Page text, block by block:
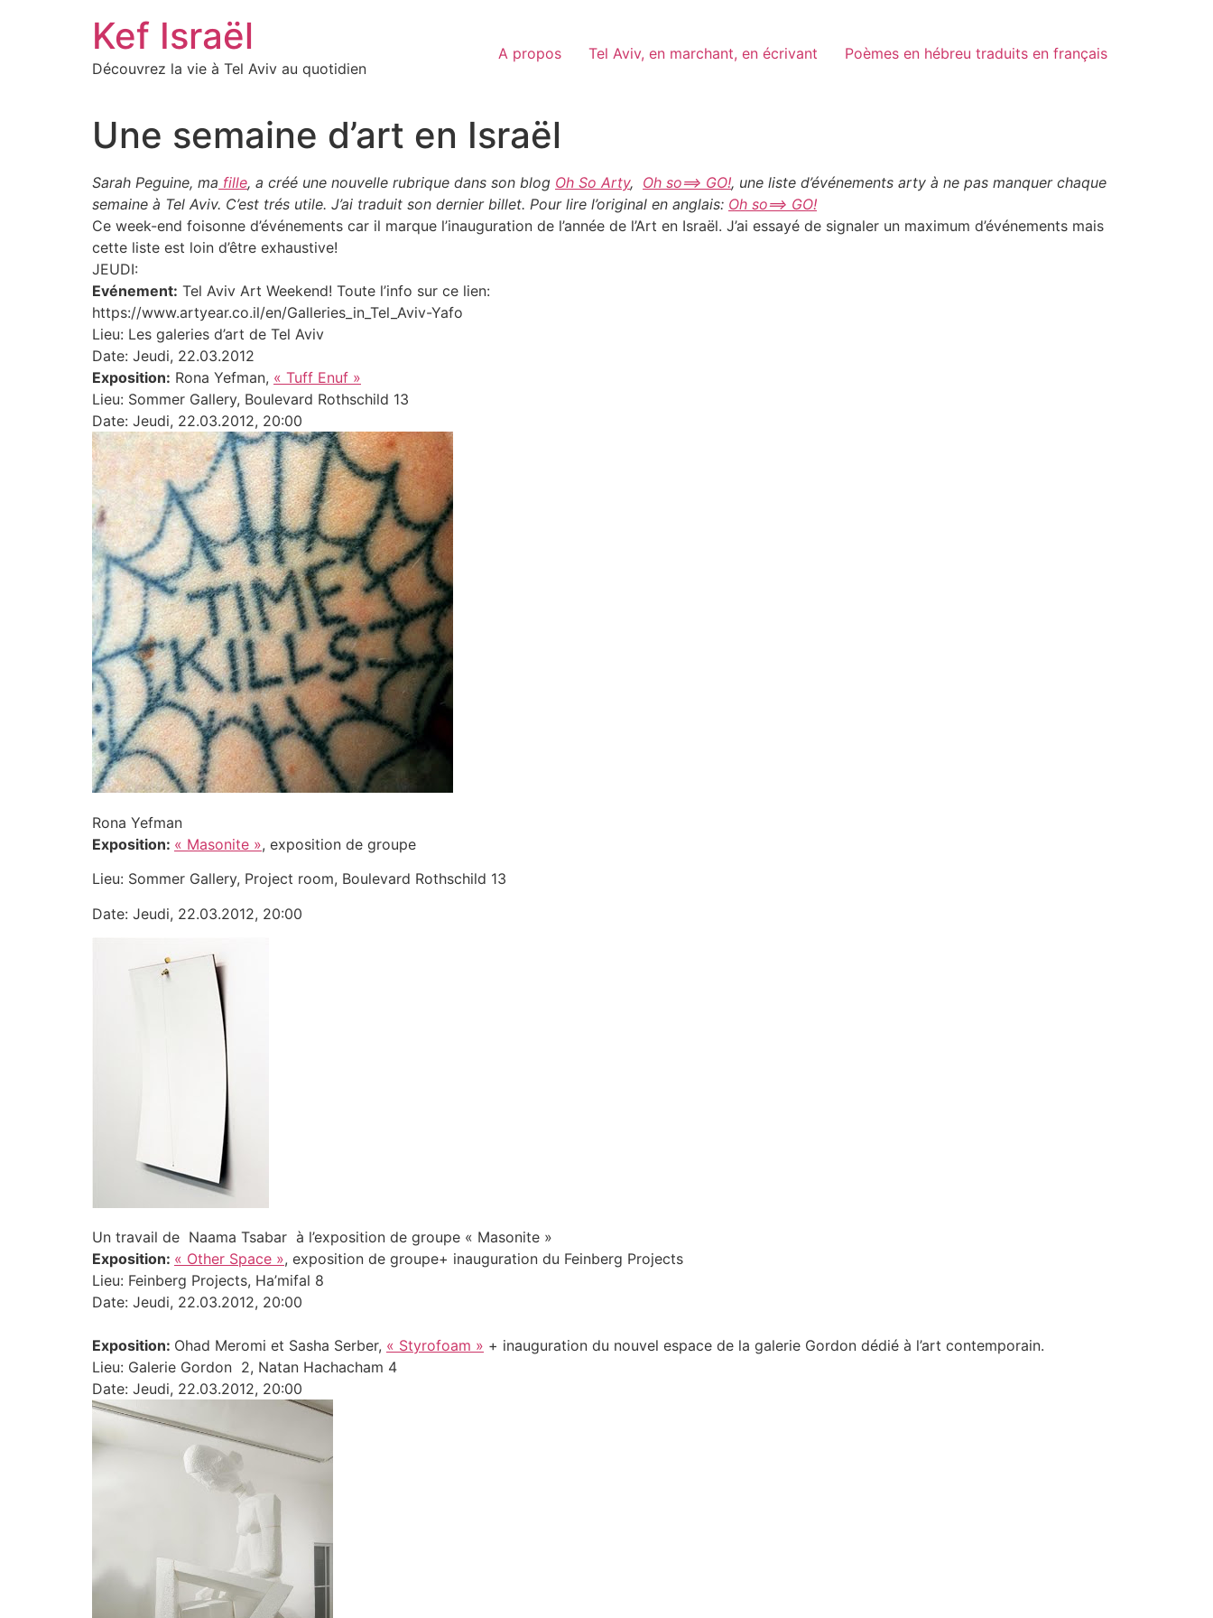
Kef Israël
Découvrez la vie à Tel Aviv au quotidien
A propos Tel Aviv, en marchant, en écrivant Poèmes en hébreu traduits en français
Une semaine d’art en Israël
Sarah Peguine, ma fille, a créé une nouvelle rubrique dans son blog Oh So Arty, Oh so==> GO!, une liste d’événements arty à ne pas manquer chaque
semaine à Tel Aviv. C’est trés utile. J’ai traduit son dernier billet. Pour lire l’original en anglais: Oh so==> GO!
Ce week-end foisonne d’événements car il marque l’inauguration de l’année de l’Art en Israël. J’ai essayé de signaler un maximum d’événements mais
cette liste est loin d’être exhaustive!
JEUDI:
Evénement: Tel Aviv Art Weekend! Toute l’info sur ce lien:
https://www.artyear.co.il/en/Galleries_in_Tel_Aviv-Yafo
Lieu: Les galeries d’art de Tel Aviv
Date: Jeudi, 22.03.2012
Exposition: Rona Yefman, « Tuff Enuf »
Lieu: Sommer Gallery, Boulevard Rothschild 13
Date: Jeudi, 22.03.2012, 20:00
Rona Yefman
Exposition: « Masonite », exposition de groupe
Lieu: Sommer Gallery, Project room, Boulevard Rothschild 13
Date: Jeudi, 22.03.2012, 20:00
Un travail de Naama Tsabar à l’exposition de groupe « Masonite »
Exposition: « Other Space », exposition de groupe+ inauguration du Feinberg Projects
Lieu: Feinberg Projects, Ha’mifal 8
Date: Jeudi, 22.03.2012, 20:00
Exposition: Ohad Meromi et Sasha Serber, « Styrofoam » + inauguration du nouvel espace de la galerie Gordon dédié à l’art contemporain.
Lieu: Galerie Gordon 2, Natan Hachacham 4
Date: Jeudi, 22.03.2012, 20:00